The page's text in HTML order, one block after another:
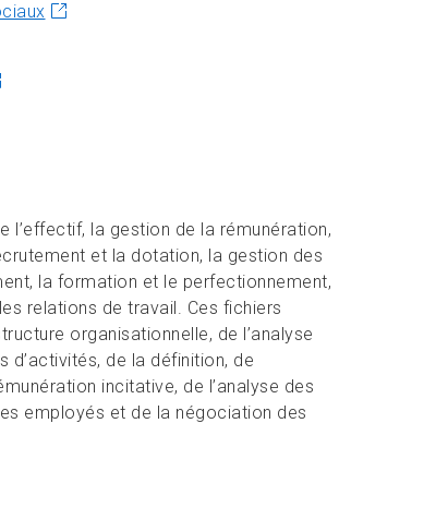
l’effectif, la gestion de la rémunération,
et la dotation, la gestion des
la formation et le perfectionnement,
relations de travail. Ces fichiers
organisationnelle, de l’analyse
de la définition, de
incitative, de l’analyse des
employés et de la négociation des